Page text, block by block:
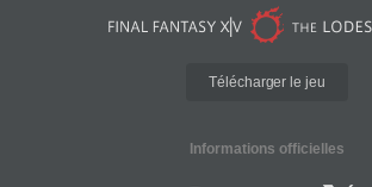
Télécharger le jeu
Informations officielles